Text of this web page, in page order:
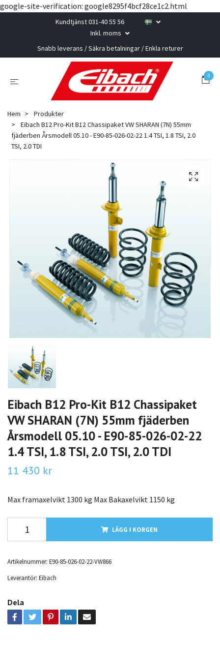
google-site-verification: google8295f4bcf28ce1c2.html
Kundtjänst 031-40 55 56
Inkl. moms
Snabb leverans / Säkra betalningar / Enkla returer
0
Hem
Produkter
Eibach B12 Pro-Kit B12 Chassipaket VW SHARAN (7N) 55mm
fjäderben Årsmodell 05.10 - E90-85-026-02-22 1.4 TSI, 1.8 TSI, 2.0
TSI, 2.0 TDI
Eibach B12 Pro-Kit B12 Chassipaket
VW SHARAN (7N) 55mm fjäderben
Årsmodell 05.10 - E90-85-026-02-22
1.4 TSI, 1.8 TSI, 2.0 TSI, 2.0 TDI
11 430 kr
Max framaxelvikt 1300 kg Max Bakaxelvikt 1150 kg
LÄGG I KORGEN
Artikelnummer: E90-85-026-02-22-VW866
Leverantör: Eibach
Dela